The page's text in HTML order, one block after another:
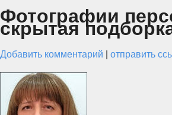
Фотографии
скрытая
Добавить комментарий отправить